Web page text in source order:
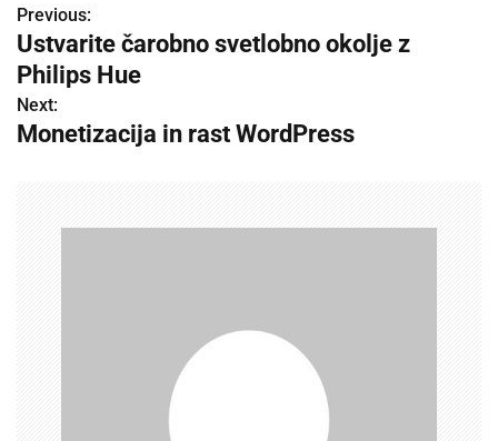
P
o
s
t
Previous:
Ustvarite čarobno svetlobno okolje z
Philips Hue
Next:
Monetizacija in rast WordPress